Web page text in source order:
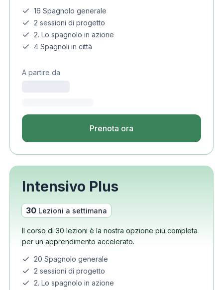
16 Spagnolo generale
2 sessioni di progetto
2. Lo spagnolo in azione
4 Spagnoli in città
A partire da
Prenota ora
Intensivo Plus
30 Lezioni a settimana
Il corso di 30 lezioni è la nostra opzione più completa
per un apprendimento accelerato.
20 Spagnolo generale
2 sessioni di progetto
2. Lo spagnolo in azione